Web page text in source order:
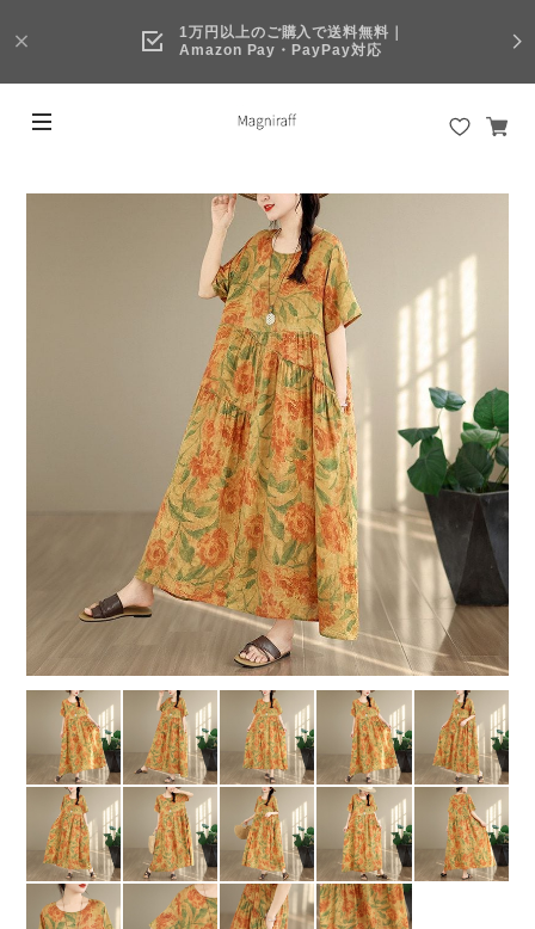
1万円以上のご購入で送料無料｜
Amazon Pay・PayPay対応